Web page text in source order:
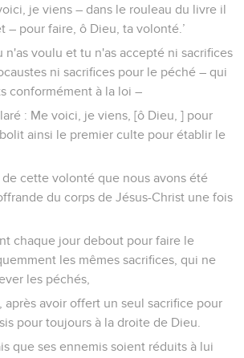
je viens – dans le rouleau du livre il
– pour faire, ô Dieu, ta volonté.’
n'as voulu et tu n'as accepté ni sacrifices
ni sacrifices pour le péché – qui
conformément à la loi –
: Me voici, je viens, [ô Dieu, ] pour
ainsi le premier culte pour établir le
de cette volonté que nous avons été
du corps de Jésus-Christ une fois
chaque jour debout pour faire le
les mêmes sacrifices, qui ne
les péchés,
après avoir offert un seul sacrifice pour
pour toujours à la droite de Dieu.
que ses ennemis soient réduits à lui